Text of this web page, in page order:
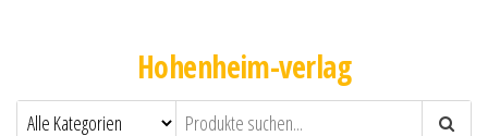
Hohenheim-verlag